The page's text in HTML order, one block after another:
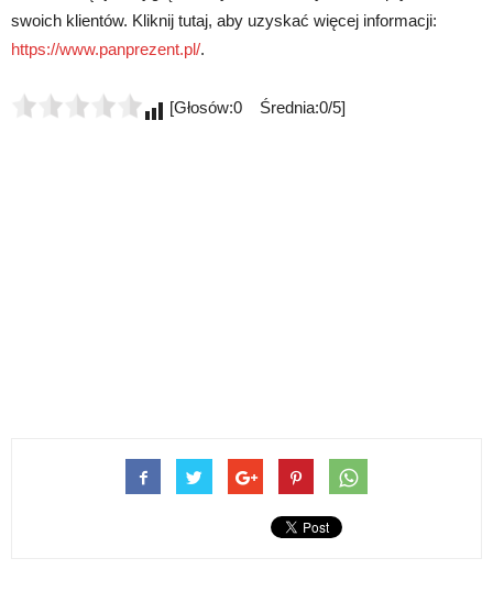
swoich klientów. Kliknij tutaj, aby uzyskać więcej informacji:
https://www.panprezent.pl/.
[Głosów:0 Średnia:0/5]